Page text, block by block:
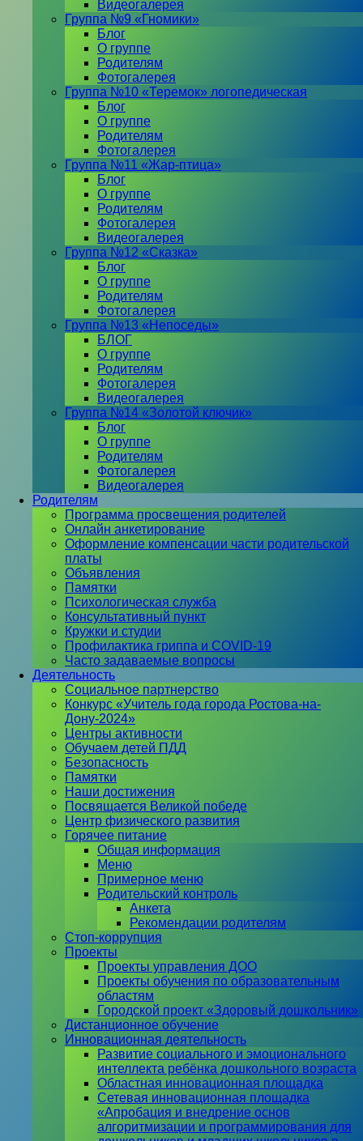
Видеогалерея
Группа №9 «Гномики»
Блог
О группе
Родителям
Фотогалерея
Группа №10 «Теремок» логопедическая
Блог
О группе
Родителям
Фотогалерея
Группа №11 «Жар-птица»
Блог
О группе
Родителям
Фотогалерея
Видеогалерея
Группа №12 «Сказка»
Блог
О группе
Родителям
Фотогалерея
Группа №13 «Непоседы»
БЛОГ
О группе
Родителям
Фотогалерея
Видеогалерея
Группа №14 «Золотой ключик»
Блог
О группе
Родителям
Фотогалерея
Видеогалерея
Родителям
Программа просвещения родителей
Онлайн анкетирование
Оформление компенсации части родительской
платы
Объявления
Памятки
Психологическая служба
Консультативный пункт
Кружки и студии
Профилактика гриппа и COVID-19
Часто задаваемые вопросы
Деятельность
Социальное партнерство
Конкурс «Учитель года города Ростова-на-
Дону-2024»
Центры активности
Обучаем детей ПДД
Безопасность
Памятки
Наши достижения
Посвящается Великой победе
Центр физического развития
Горячее питание
Общая информация
Меню
Примерное меню
Родительский контроль
Анкета
Рекомендации родителям
Стоп-коррупция
Проекты
Проекты управления ДОО
Проекты обучения по образовательным
областям
Городской проект «Здоровый дошкольник»
Дистанционное обучение
Инновационная деятельность
Развитие социального и эмоционального
интеллекта ребёнка дошкольного возраста
Областная инновационная площадка
Сетевая инновационная площадка
«Апробация и внедрение основ
алгоритмизации и программирования для